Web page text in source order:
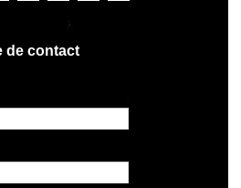
de contact